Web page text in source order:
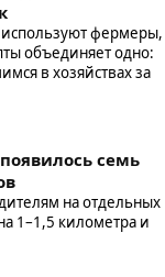
используют фермеры,
объединяет одно:
в хозяйствах за
семь
на отдельных
1–1,5 километра и